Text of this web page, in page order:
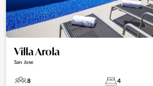
Villa Arola
San Jose
8 4